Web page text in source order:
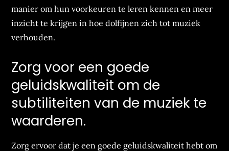
manier om hun voorkeuren te leren kennen en meer
inzicht te krijgen in hoe dolfijnen zich tot muziek
verhouden.
Zorg voor een goede
geluidskwaliteit om de
subtiliteiten van de muziek te
waarderen.
Zorg ervoor dat je een goede geluidskwaliteit hebt om